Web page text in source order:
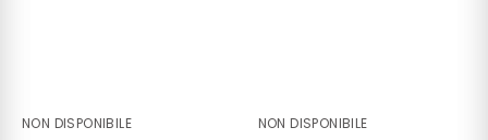
NON DISPONIBILE NON DISPONIBILE